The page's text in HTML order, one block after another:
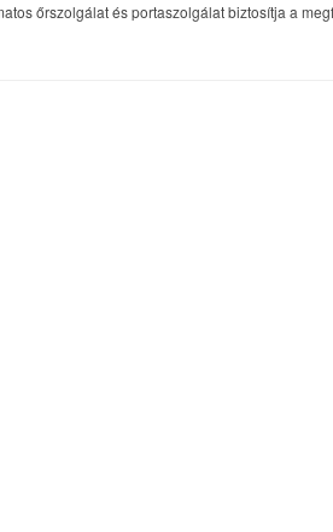
őrszolgálat és portaszolgálat biztosítja a